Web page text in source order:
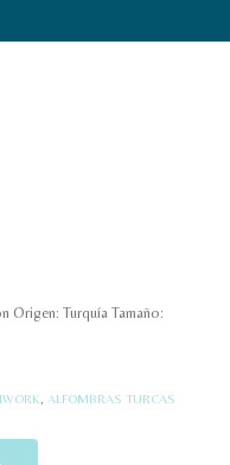
Origen: Turquía Tamaño:
ALFOMBRAS TURCAS